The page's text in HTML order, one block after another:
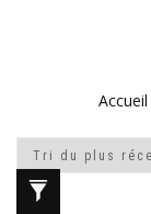
Accueil